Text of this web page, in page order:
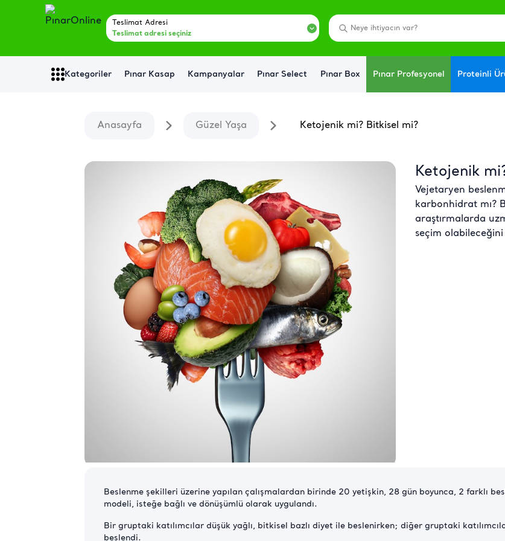
Teslimat Adresi
Teslimat adresi seçiniz
Kategoriler Pınar Kasap Kampanyalar Pınar Select Pınar Box Pınar Profesyonel Proteinli
Anasayfa Güzel Yaşa Ketojenik mi? Bitkisel mi?
Ketojenik
Vejetaryen
karbonhidrat mı?
araştırmalarda
seçim
Beslenme şekilleri üzerine yapılan çalışmalardan birinde 20 yetişkin, 28 gün boyunca, 2 farklı
modeli, isteğe bağlı ve dönüşümlü olarak uygulandı.
Bir gruptaki katılımcılar düşük yağlı, bitkisel bazlı diyet ile beslenirken; diğer gruptaki
beslendi.